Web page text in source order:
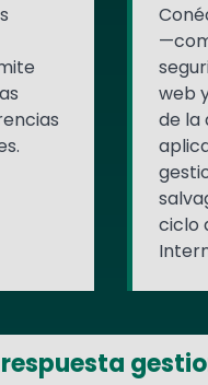
web
de la
ciclo